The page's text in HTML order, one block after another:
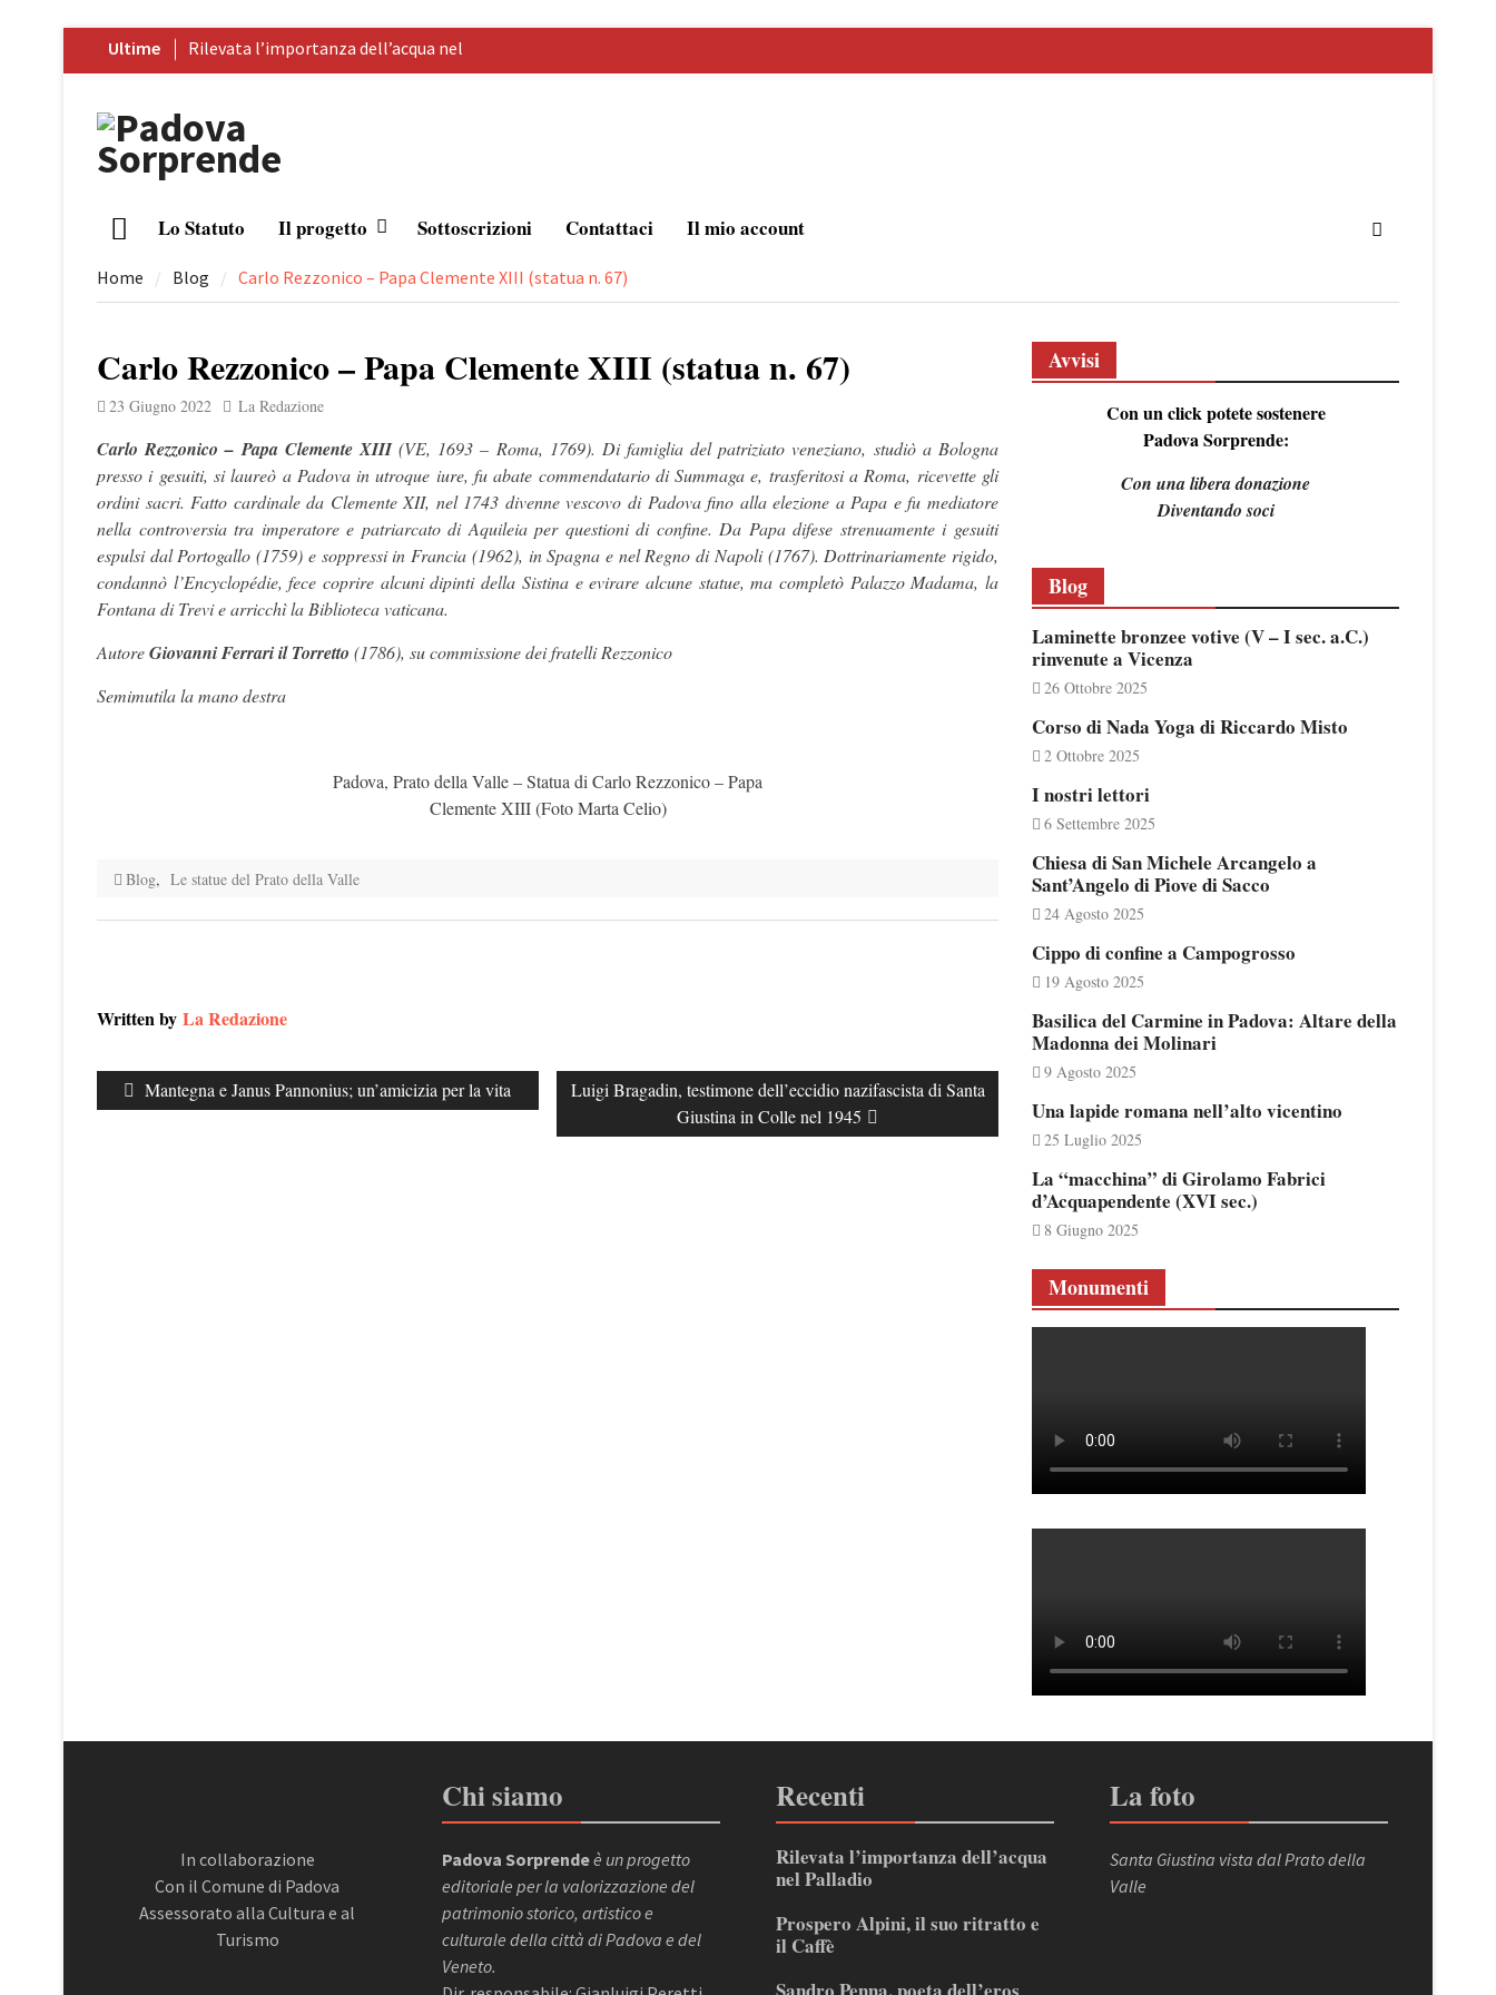
to
Ultime
Rilevata l’importanza dell’acqua nel
Palladio
Caffè
Sandro Penna, poeta dell’eros
celebrarono Torreglia (PD)
Folio di Shakespeare
HomeLo Statuto Il progetto Sottoscrizioni Contattaci Il mio account
Home Blog Carlo Rezzonico – Papa Clemente XIII (statua n. 67)
Carlo Rezzonico – Papa Clemente XIII (statua n. 67)
23 Giugno 2022 La Redazione
Carlo Rezzonico – Papa Clemente XIII (VE, 1693 – Roma, 1769). Di famiglia del patriziato veneziano, studiò a Bologna
presso i gesuiti, si laureò a Padova in utroque iure, fu abate commendatario di Summaga e, trasferitosi a Roma, ricevette gli
ordini sacri. Fatto cardinale da Clemente XII, nel 1743 divenne vescovo di Padova fino alla elezione a Papa e fu mediatore
nella controversia tra imperatore e patriarcato di Aquileia per questioni di confine. Da Papa difese strenuamente i gesuiti
espulsi dal Portogallo (1759) e soppressi in Francia (1962), in Spagna e nel Regno di Napoli (1767). Dottrinariamente rigido,
condannò l’Encyclopédie, fece coprire alcuni dipinti della Sistina e evirare alcune statue, ma completò Palazzo Madama, la
Fontana di Trevi e arricchì la Biblioteca vaticana.
AutoreGiovanni Ferrari il Torretto (1786), su commissione dei fratelli Rezzonico
Semimutila la mano destra
Padova, Prato della Valle – Statua di Carlo Rezzonico – Papa
Clemente XIII (Foto Marta Celio)
Blog, Le statue del Prato della Valle
Written by La Redazione
Navigazione
articoliPrevious
post:
Mantegna e Janus Pannonius; un’amicizia per la vita
Next
Luigi Bragadin, testimone dell’eccidio nazifascista di Santa
Giustina in Colle nel 1945
Avvisi
Con un click potete sostenere
Padova Sorprende:
Con una libera donazione
Diventando soci
Blog
Laminette bronzee votive (V – I sec. a.C.)
rinvenute a Vicenza
26 Ottobre 2025
Corso di Nada Yoga di Riccardo Misto
2 Ottobre 2025
I nostri lettori
6 Settembre 2025
Chiesa di San Michele Arcangelo a
Sant’Angelo di Piove di Sacco
24 Agosto 2025
Cippo di confine a Campogrosso
19 Agosto 2025
Basilica del Carmine in Padova: Altare della
Madonna dei Molinari
9 Agosto 2025
Una lapide romana nell’alto vicentino
25 Luglio 2025
La “macchina” di Girolamo Fabrici
d’Acquapendente (XVI sec.)
8 Giugno 2025
Monumenti
In collaborazione
Con il Comune di Padova
Assessorato alla Cultura e al
Turismo
Chi siamo
Padova Sorprendeè un progetto
editoriale per la valorizzazione del
patrimonio storico, artistico e
culturale della città di Padova e del
Veneto.
Recenti
Rilevata l’importanza dell’acqua
nel Palladio
Prospero Alpini, il suo ritratto e
il Caffè
La foto
Santa Giustina vista dal Prato della
Valle